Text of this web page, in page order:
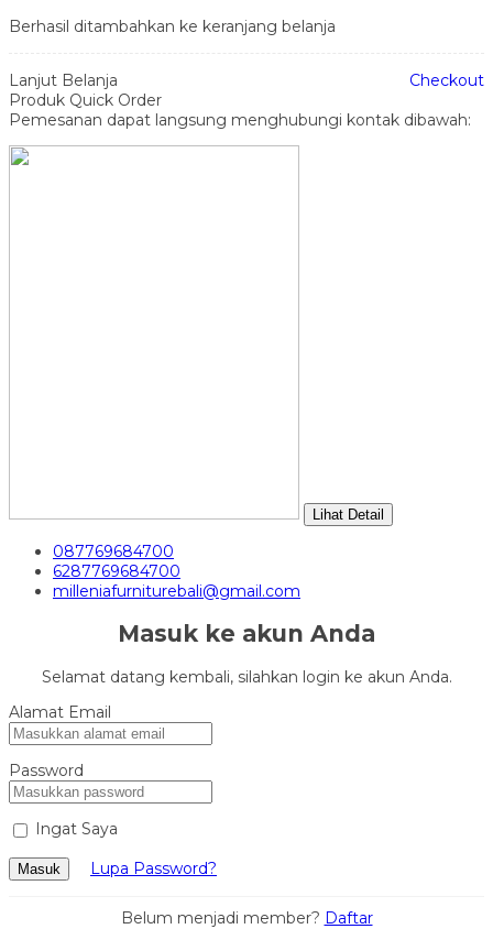
Berhasil ditambahkan ke keranjang belanja
Lanjut Belanja
Checkout
Produk Quick Order
Pemesanan dapat langsung menghubungi kontak dibawah:
Lihat Detail
087769684700
6287769684700
milleniafurniturebali@gmail.com
Masuk ke akun Anda
Selamat datang kembali, silahkan login ke akun Anda.
Alamat Email
Password
Ingat Saya
Masuk Lupa Password?
Belum menjadi member? Daftar